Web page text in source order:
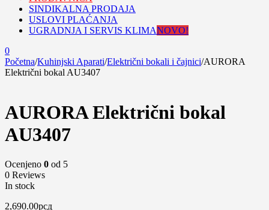
SINDIKALNA PRODAJA
USLOVI PLAĆANJA
UGRADNJA I SERVIS KLIMANOVO!
0
Početna/Kuhinjski Aparati/Električni bokali i čajnici/AURORA
Električni bokal AU3407
AURORA Električni bokal
AU3407
Ocenjeno 0 od 5
0 Reviews
In stock
2,690.00рсд